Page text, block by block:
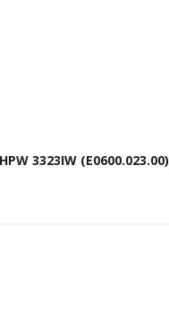
3323IW (E0600.023.00)